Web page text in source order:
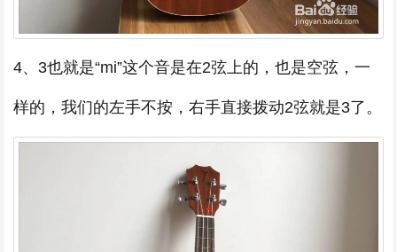
4、3也就是“mi”这个音是在2弦上的，也是空弦，一
样的，我们的左手不按，右手直接拨动2弦就是3了。